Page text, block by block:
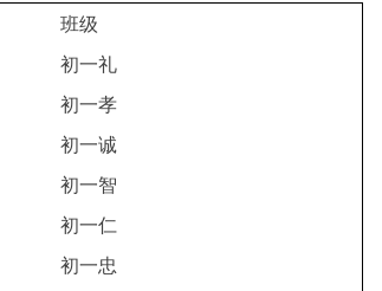
班级
初一礼
初一孝
初一诚
初一智
初一仁
初一忠